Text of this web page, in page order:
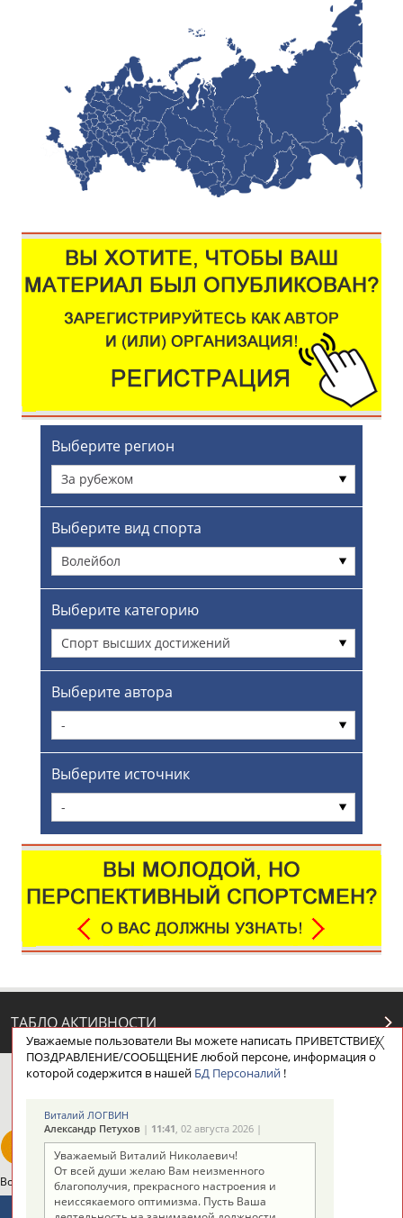
Выберите регион
За рубежом
Выберите вид спорта
Волейбол
Выберите категорию
Спорт высших достижений
Выберите автора
-
Выберите источник
-
ТАБЛО АКТИВНОСТИ
ЦЕЛИ ПРОЕКТА НАШИ КНОПКИ
Вопросы сотрудничества и совместной деятельности
Адресов в новостной рассылке: 996
Уважаемые пользователи Вы можете написать ПРИВЕТСТВИЕ/
ПОЗДРАВЛЕНИЕ/СООБЩЕНИЕ любой персоне, информация о
которой содержится в нашей БД Персоналий!
Виталий ЛОГВИН
Александр Петухов| 11:41, 02 августа 2026 |
Уважаемый Виталий Николаевич!
От всей души желаю Вам неизменного
благополучия, прекрасного настроения и
неиссякаемого оптимизма. Пусть Ваша